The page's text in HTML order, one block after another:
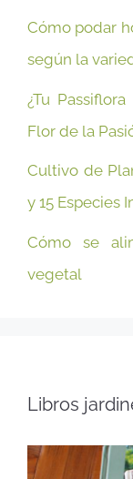
Cómo podar
según la
¿Tu
Flor de la
Cultivo de
y 15 Especies
Cómo se
vegetal
Libros